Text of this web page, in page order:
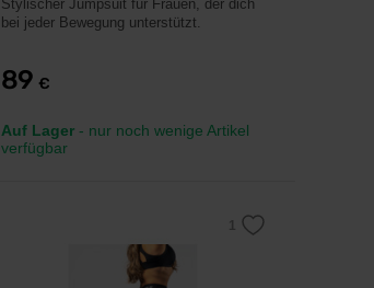
Stylischer Jumpsuit für Frauen, der dich
bei jeder Bewegung unterstützt.
89 €
Auf Lager - nur noch wenige Artikel
verfügbar